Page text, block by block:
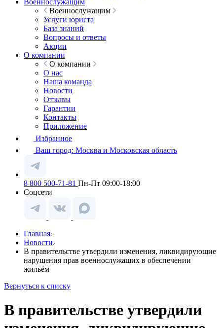
Военнослужащим
Военнослужащим
Услуги юриста
База знаний
Вопросы и ответы
Акции
О компании
О компании
О нас
Наша команда
Новости
Отзывы
Гарантии
Контакты
Приложение
Избранное
Ваш город: Москва и Московская область
8 800 500-71-81 Пн-Пт 09:00-18:00
Соцсети
Главная
Новости
В правительстве утвердили изменения, ликвидирующие
нарушения прав военнослужащих в обеспечении
жильём
Вернуться к списку
В правительстве утвердили